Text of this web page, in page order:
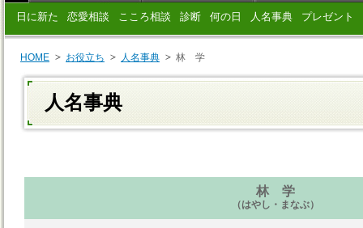
日に新た 恋愛相談 こころ相談 診断 何の日 人名事典 プレゼント
HOME お役立ち 人名事典 林 学
人名事典
林 学
（はやし・まなぶ）